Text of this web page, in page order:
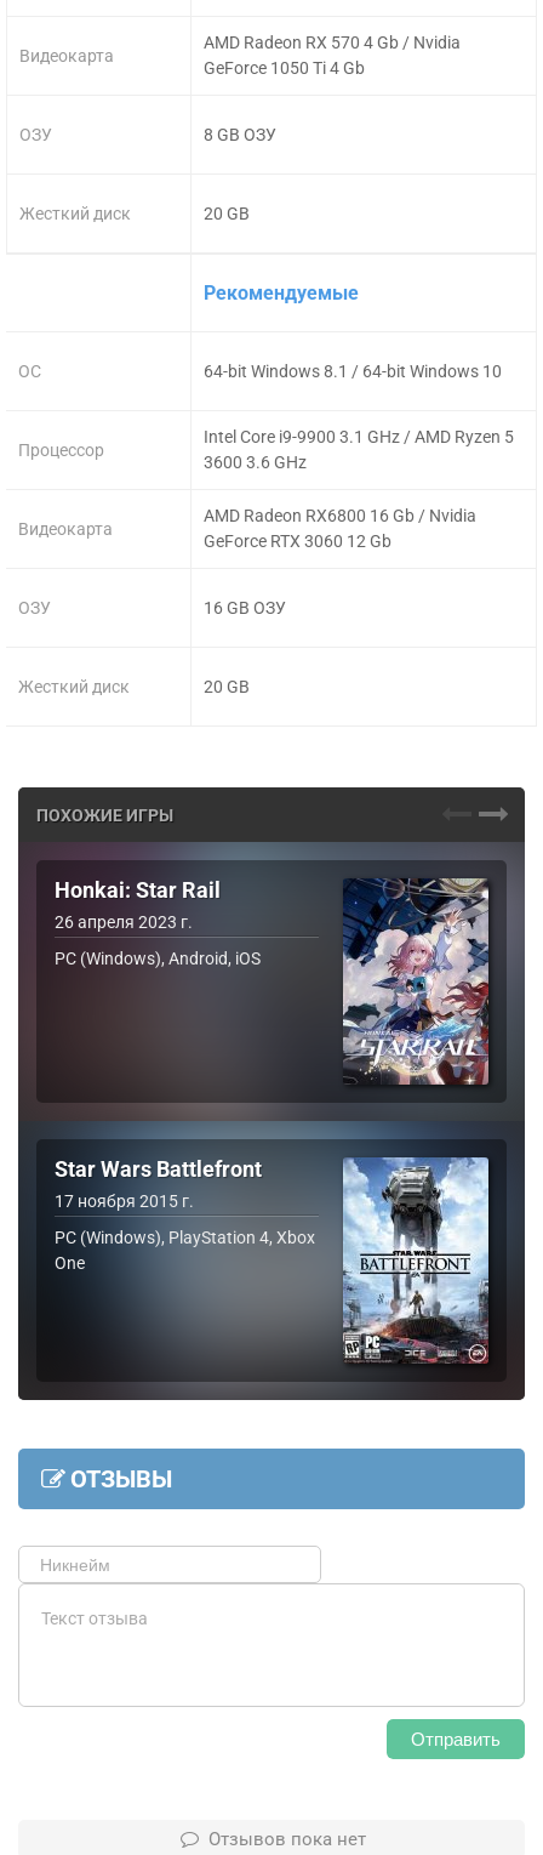
Видеокарта
ОЗУ
Жесткий диск
AMD Radeon RX 570 4 Gb / Nvidia
GeForce 1050 Ti 4 Gb
8 GB ОЗУ
20 GB
ОС
Процессор
Видеокарта
ОЗУ
Жесткий диск
Рекомендуемые
64-bit Windows 8.1 / 64-bit Windows 10
Intel Core i9-9900 3.1 GHz / AMD Ryzen 5
3600 3.6 GHz
AMD Radeon RX6800 16 Gb / Nvidia
GeForce RTX 3060 12 Gb
16 GB ОЗУ
20 GB
ПОХОЖИЕ ИГРЫ
Honkai: Star Rail
26 апреля 2023 г.
PC (Windows), Android, iOS
Star Wars Battlefront
17 ноября 2015 г.
PC (Windows), PlayStation 4, Xbox
One
ОТЗЫВЫ
Отправить
Отзывов пока нет